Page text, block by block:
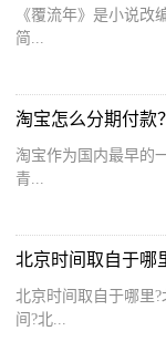
《覆流年》是小说改
简...
淘宝怎么分期付款
淘宝作为国内最早的
青...
北京时间取自于哪
北京时间取自于哪里
间?北...